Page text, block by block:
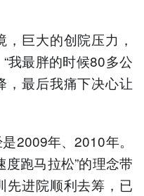
巨大的创院压力，
我最胖的时候80多公
，最后我痛下决心让
2009年、2010年。
度跑马拉松”的理念带
先进院顺利去筹，已